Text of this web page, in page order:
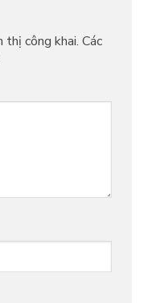
thị công khai. Các